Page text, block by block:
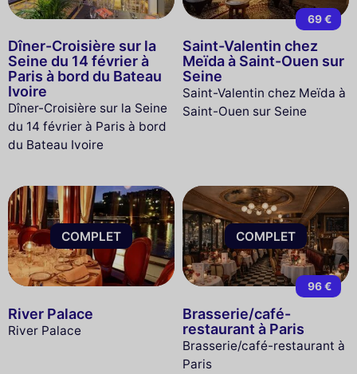
Dîner-Croisière sur la
Seine du 14 février à
Paris à bord du Bateau
Ivoire
Dîner-Croisière sur la Seine
du 14 février à Paris à bord
du Bateau Ivoire
69 €
Saint-Valentin chez
Meïda à Saint-Ouen sur
Seine
Saint-Valentin chez Meïda à
Saint-Ouen sur Seine
COMPLET
River Palace
River Palace
COMPLET
96 €
Brasserie/café-
restaurant à Paris
Brasserie/café-restaurant à
Paris